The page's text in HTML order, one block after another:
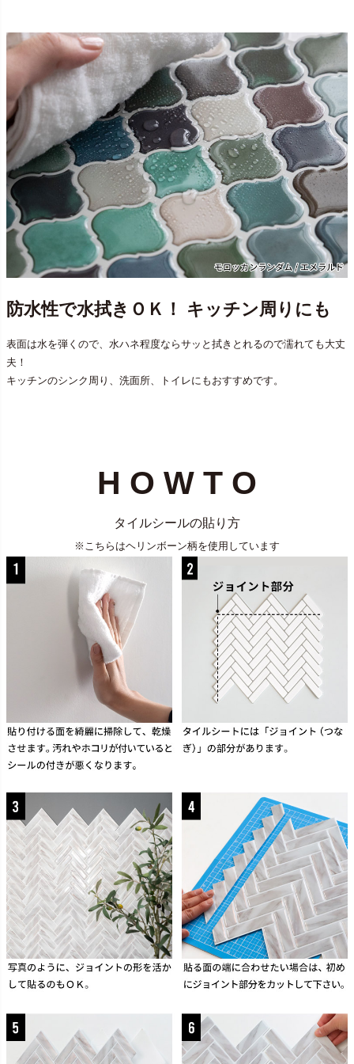
防水性で水拭きＯＫ！ キッチン周りにも
表面は水を弾くので、水ハネ程度ならサッと拭きとれるので濡れても大丈
夫！
キッチンのシンク周り、洗面所、トイレにもおすすめです。
H O W T O
タイルシールの貼り方
※こちらはヘリンボーン柄を使用しています